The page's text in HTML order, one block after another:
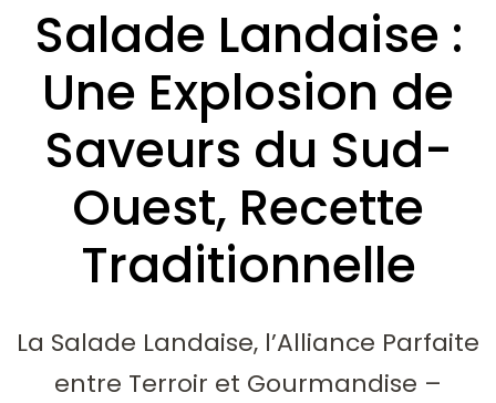
Salade Landaise :
Une Explosion de
Saveurs du Sud-
Ouest, Recette
Traditionnelle
La Salade Landaise, l’Alliance Parfaite
entre Terroir et Gourmandise –